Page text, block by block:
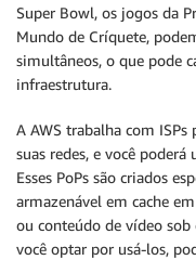
Super Bowl, os jogos da
Mundo de Críquete,
simultâneos, o que pode
infraestrutura.
A AWS trabalha com
suas redes, e você poderá
Esses PoPs são criados
armazenável em cache
ou conteúdo de vídeo sob
você optar por usá-los,